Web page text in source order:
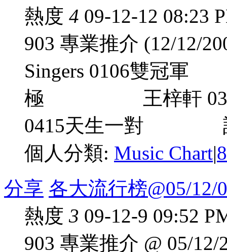
熱度 4 09-12-12 08:23
903 專業推介 (12/
Singers 0106雙冠
極 王梓軒
0415天生一對 許
個人分類: Music Chart|
分享 各大流行榜@05/12/
熱度 3 09-12-9 09:52
903 專業推介 @